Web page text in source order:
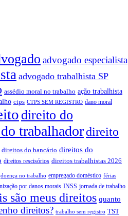
advogado especialista
advogado trabalhista SP
assédio moral no trabalho ação trabalhista
ctps CTPS SEM REGISTRO dano moral
direito do
trabalhadordireito
direitos do bancário direitos do
direitos rescisórios direitos trabalhistas 2026
doença no trabalho empregado doméstico férias
por danos morais INSS jornada de trabalho
são meus direitos quanto
direitos? trabalho sem registro TST